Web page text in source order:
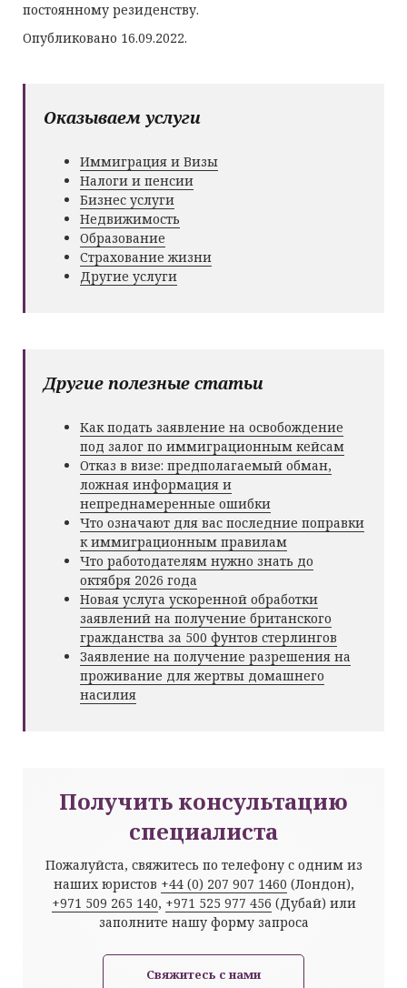
постоянному резиденству.
Опубликовано 16.09.2022.
Оказываем услуги
Иммиграция и Визы
Налоги и пенсии
Бизнес услуги
Недвижимость
Образование
Страхование жизни
Другие услуги
Другие полезные статьи
Как подать заявление на освобождение
под залог по иммиграционным кейсам
Отказ в визе: предполагаемый обман,
ложная информация и
непреднамеренные ошибки
Что означают для вас последние поправки
к иммиграционным правилам
Что работодателям нужно знать до
октября 2026 года
Новая услуга ускоренной обработки
заявлений на получение британского
гражданства за 500 фунтов стерлингов
Заявление на получение разрешения на
проживание для жертвы домашнего
насилия
Получить консультацию
специалиста
Пожалуйста, свяжитесь по телефону с одним из
наших юристов +44 (0) 207 907 1460 (Лондон),
+971 509 265 140, +971 525 977 456 (Дубай) или
заполните нашу форму запроса
Свяжитесь с нами